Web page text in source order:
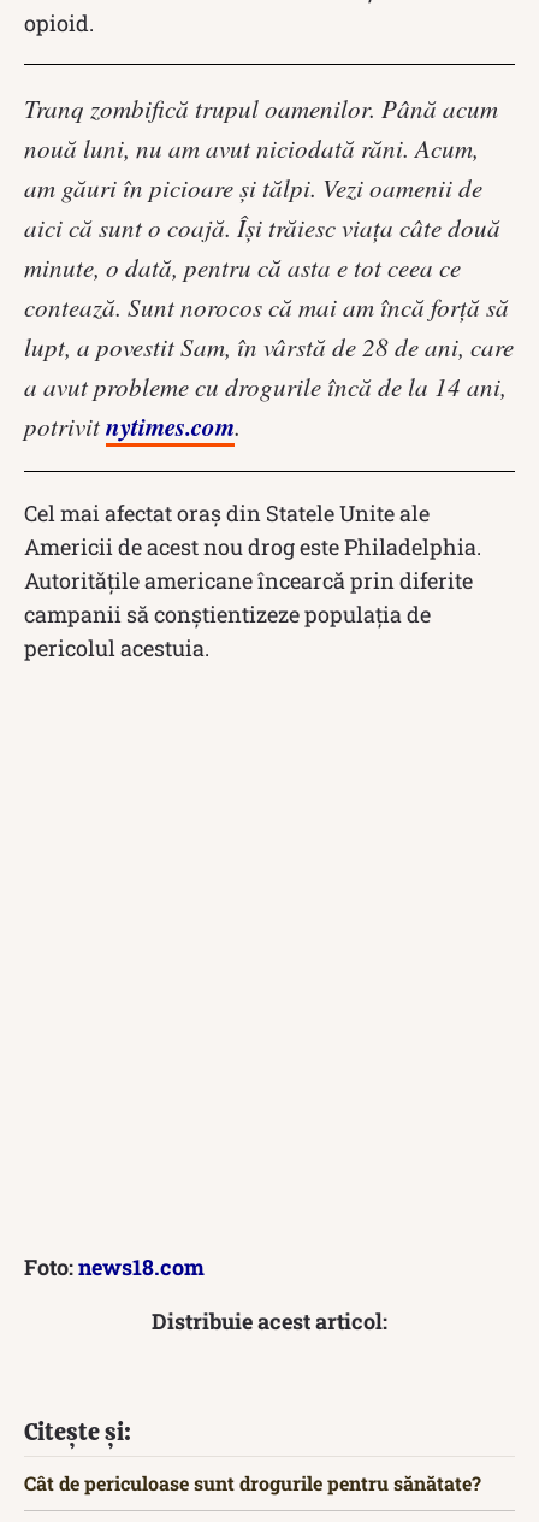
opioid.
Tranq zombifică trupul oamenilor. Până acum
nouă luni, nu am avut niciodată răni. Acum,
am găuri în picioare și tălpi. Vezi oamenii de
aici că sunt o coajă. Își trăiesc viața câte două
minute, o dată, pentru că asta e tot ceea ce
contează. Sunt norocos că mai am încă forță să
lupt, a povestit Sam, în vârstă de 28 de ani, care
a avut probleme cu drogurile încă de la 14 ani,
potrivitnytimes.com.
Cel mai afectat oraș din Statele Unite ale
Americii de acest nou drog este Philadelphia.
Autoritățile americane încearcă prin diferite
campanii să conștientizeze populația de
pericolul acestuia.
Foto:news18.com
Distribuie acest articol:
Citește și:
Cât de periculoase sunt drogurile pentru sănătate?